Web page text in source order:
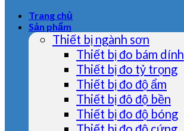
Trang chủ
Sản phẩm
Thiết bị ngành sơn
Thiết bị đo bám dính
Thiết bị đo tỷ trọng
Thiết bị đo độ ẩm
Thiết bị đô độ bền
Thiết bị đo độ bóng